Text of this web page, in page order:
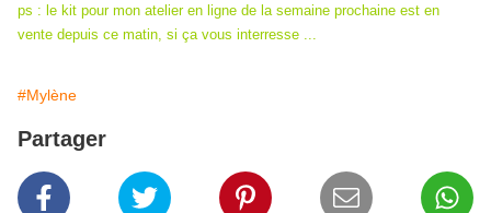
ps : le kit pour mon atelier en ligne de la semaine prochaine est en
vente depuis ce matin, si ça vous interresse ...
#Mylène
Partager